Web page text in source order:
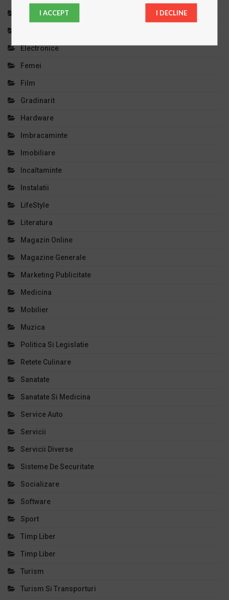
Divertisment
Electronice
Femei
Film
Gradinarit
Hardware
Imbracaminte
Imobiliare
Incaltaminte
Instalatii
LifeStyle
Literatura
Magazin Online
Magazine Generale
Marketing Publicitate
Medicina
Mobilier
Muzica
Politica Si Legislatie
Retete Culinare
Sanatate
Sanatate Si Medicina
Service Auto
Servicii
Servicii Diverse
Sisteme De Securitate
Socializare
Software
Sport
Timp Liber
Timp Liber
Turism
Turism Si Transporturi
I ACCEPT I DECLINE